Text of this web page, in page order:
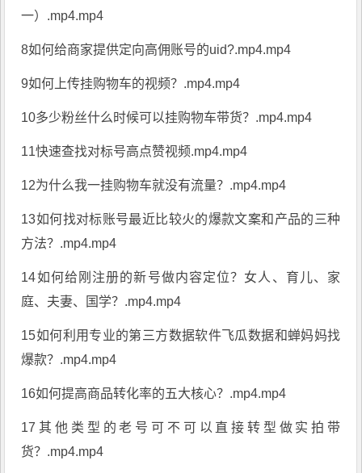
一）.mp4.mp4
8如何给商家提供定向高佣账号的uid?.mp4.mp4
9如何上传挂购物车的视频？.mp4.mp4
10多少粉丝什么时候可以挂购物车带货？.mp4.mp4
11快速查找对标号高点赞视频.mp4.mp4
12为什么我一挂购物车就没有流量？.mp4.mp4
13如何找对标账号最近比较火的爆款文案和产品的三种
方法？.mp4.mp4
14如何给刚注册的新号做内容定位？女人、育儿、家
庭、夫妻、国学？.mp4.mp4
15如何利用专业的第三方数据软件飞瓜数据和蝉妈妈找
爆款？.mp4.mp4
16如何提高商品转化率的五大核心？.mp4.mp4
17其他类型的老号可不可以直接转型做实拍带
货？.mp4.mp4